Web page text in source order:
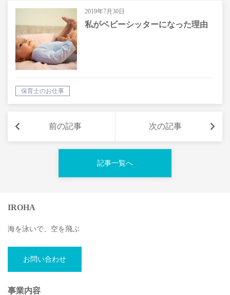
2019年7月30日
私がベビーシッターになった理由
保育士のお仕事
前の記事 次の記事
記事一覧へ
IROHA
海を泳いで、空を飛ぶ
お問い合わせ
事業内容